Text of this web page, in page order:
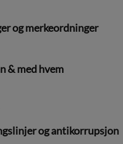
og merkeordninger
& med hvem
og antikorrupsjon